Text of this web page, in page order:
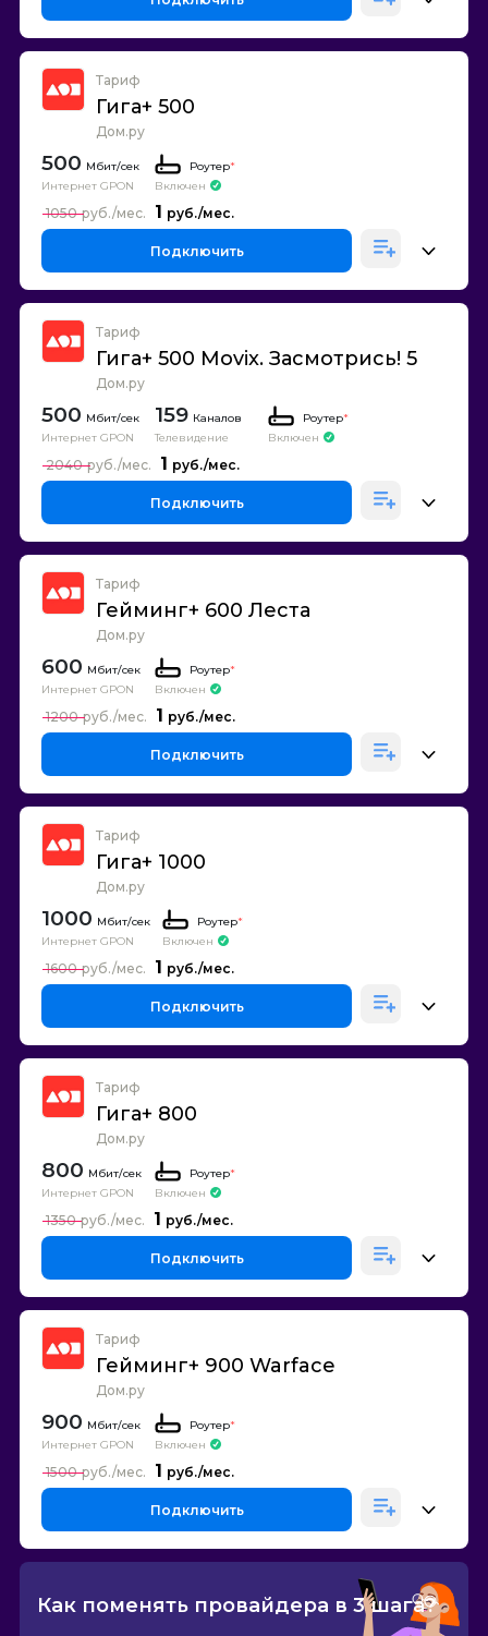
Тариф
Гига+ 500
Дом.ру
500
Интернет GPON
Роутер*
Включен
1
1050
Подключить
Тариф
Гига+ 500 Movix. Засмотрись! 5
Дом.ру
500
Интернет GPON
159 Каналов
Телевидение
Роутер*
Включен
1
2040
Подключить
Тариф
Гейминг+ 600 Леста
Дом.ру
600
Интернет GPON
Роутер*
Включен
1
1200
Подключить
Тариф
Гига+ 1000
Дом.ру
1000
Интернет GPON
Роутер*
Включен
1
1600
Подключить
Тариф
Гига+ 800
Дом.ру
800
Интернет GPON
Роутер*
Включен
1
1350
Подключить
Тариф
Гейминг+ 900 Warface
Дом.ру
900
Интернет GPON
Роутер*
Включен
1
1500
Подключить
Как поменять провайдера в 3 шага?